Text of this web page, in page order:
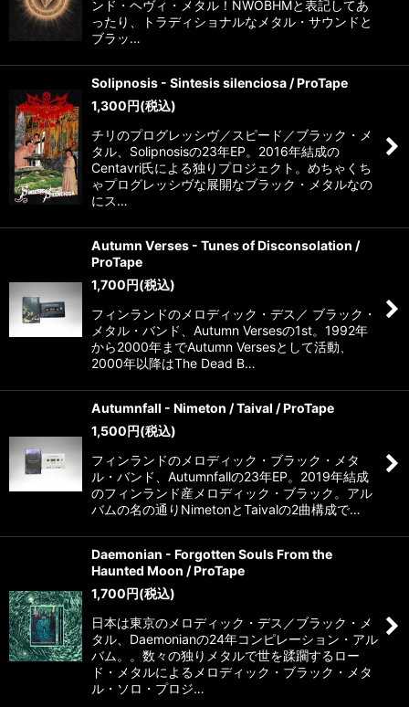
ンド・ヘヴィ・メタル！NWOBHMと表記してあ
ったり、トラディショナルなメタル・サウンドと
ブラッ…
Solipnosis - Sintesis silenciosa / ProTape
1,300円(税込)
チリのプログレッシヴ／スピード／ブラック・メ
タル、Solipnosisの23年EP。2016年結成の
Centavri氏による独りプロジェクト。めちゃくち
ゃプログレッシヴな展開なブラック・メタルなの
にス…
Autumn Verses - Tunes of Disconsolation /
ProTape
1,700円(税込)
フィンランドのメロディック・デス／ ブラック・
メタル・バンド、Autumn Versesの1st。1992年
から2000年までAutumn Versesとして活動、
2000年以降はThe Dead B…
Autumnfall - Nimeton / Taival / ProTape
1,500円(税込)
フィンランドのメロディック・ブラック・メタ
ル・バンド、Autumnfallの23年EP。2019年結成
のフィンランド産メロディック・ブラック。アル
バムの名の通りNimetonとTaivalの2曲構成で…
Daemonian - Forgotten Souls From the
Haunted Moon / ProTape
1,700円(税込)
日本は東京のメロディック・デス／ブラック・メ
タル、Daemonianの24年コンピレーション・アル
バム。。数々の独りメタルで世を蹂躙するロー
ド・メタルによるメロディック・ブラック・メタ
ル・ソロ・プロジ…